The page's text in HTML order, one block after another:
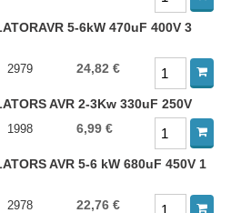
5-6kW 470uF 400V 3
2979 24,82 €
AVR 2-3Kw 330uF 250V
1998 6,99 €
AVR 5-6 kW 680uF 450V 1
2978 22,76 €